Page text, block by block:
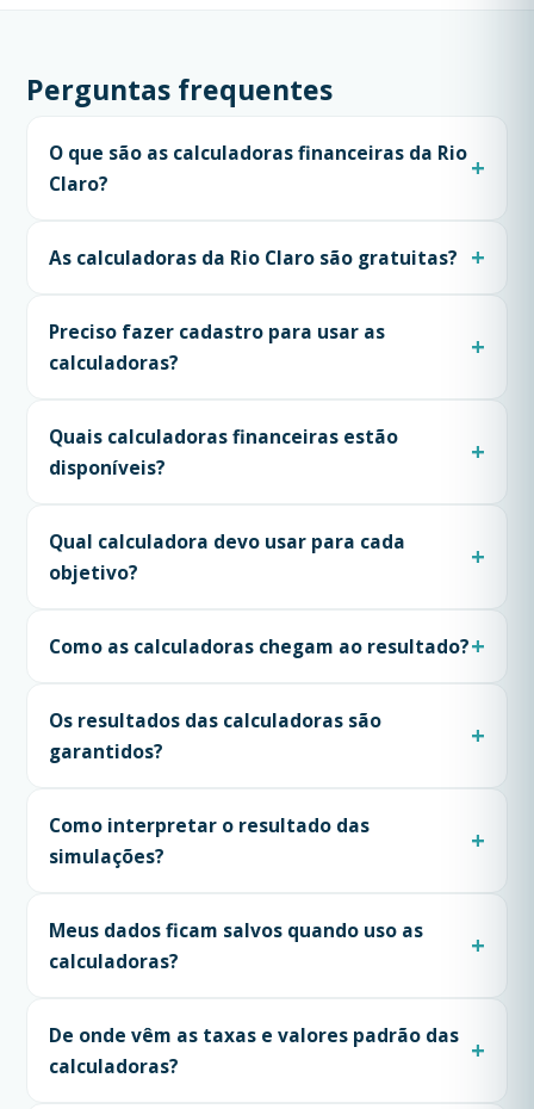
Perguntas frequentes
O que são as calculadoras financeiras da Rio
Claro?
As calculadoras da Rio Claro são gratuitas?
Preciso fazer cadastro para usar as
calculadoras?
Quais calculadoras financeiras estão
disponíveis?
Qual calculadora devo usar para cada
objetivo?
Como as calculadoras chegam ao resultado?
Os resultados das calculadoras são
garantidos?
Como interpretar o resultado das
simulações?
Meus dados ficam salvos quando uso as
calculadoras?
De onde vêm as taxas e valores padrão das
calculadoras?